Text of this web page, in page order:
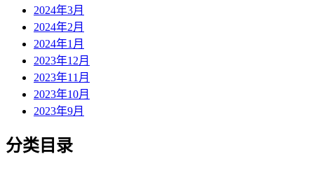
2024年3月
2024年2月
2024年1月
2023年12月
2023年11月
2023年10月
2023年9月
分类目录